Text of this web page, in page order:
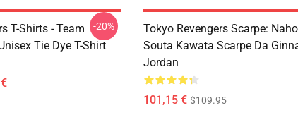
T-Shirts - Team
Tie Dye T-Shirt
-20%
Tokyo Revengers Scarpe:
Souta Kawata Scarpe Da
Jordan
101,15 € $109.95